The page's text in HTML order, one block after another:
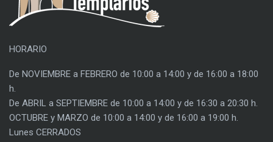
HORARIO
De NOVIEMBRE a FEBRERO de 10:00 a 14:00 y de 16:00 a 18:00
h.
De ABRIL a SEPTIEMBRE de 10:00 a 14:00 y de 16:30 a 20:30 h.
OCTUBRE y MARZO de 10:00 a 14:00 y de 16:00 a 19:00 h.
Lunes CERRADOS